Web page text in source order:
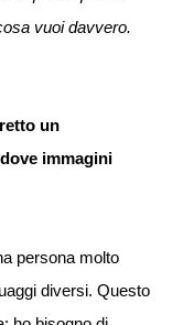
vuoi davvero.
un
immagini
persona molto
diversi. Questo